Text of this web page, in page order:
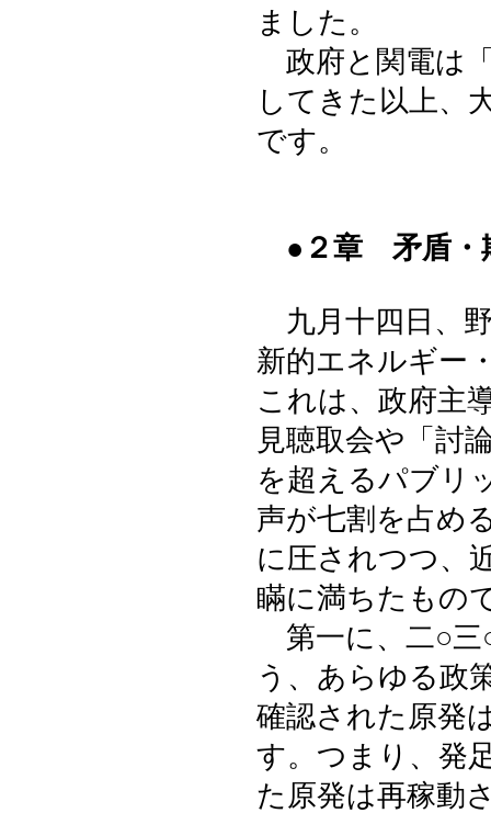
ました。
政府と関電は
してきた以上、
です。
●２章 矛盾・
九月十四日、
新的エネルギー
これは、政府主
見聴取会や「討
を超えるパブリ
声が七割を占め
に圧されつつ、
瞞に満ちたもの
第一に、二○三
う、あらゆる政
確認された原発
す。つまり、発
た原発は再稼動